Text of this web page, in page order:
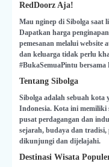
RedDoorz Aja!
Mau nginep di Sibolga saat
Dapatkan harga
pemesanan melalui website
dan keluarga tidak perlu
#BukaSemuaPintu bersama
Tentang Sibolga
Sibolga adalah sebuah
Indonesia. Kota ini memiliki
pusat perdagangan dan
sejarah, budaya dan
dikunjungi dan dijelajahi.
Destinasi Wisata